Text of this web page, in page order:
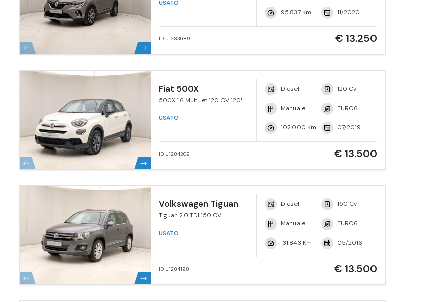
USATO
95.837 Km 11/2020
ID U1283689 € 13.250
Fiat 500X
500X 1.6 MultiJet 120 CV 120°
USATO
Diesel 120 Cv
Manuale EURO6.
102.000 Km 07/2019
ID U1284209 € 13.500
Volkswagen Tiguan
Tiguan 2.0 TDI 150 CV
BlueMotion Tech.
USATO
Diesel 150 Cv
Manuale EURO6
131.843 Km 05/2016
ID U1284198 € 13.500